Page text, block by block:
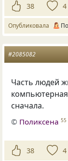
38 4
Опубликовала
#2085082
Часть людей
сначала.
© Поликсена 55
38 4